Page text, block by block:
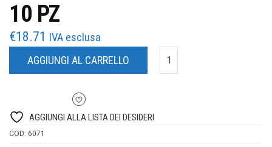
10 PZ
€18.71 IVA esclusa
AGGIUNGI AL CARRELLO
AGGIUNGI ALLA LISTA DEI DESIDERI
COD: 6071